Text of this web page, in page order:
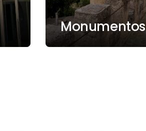
Monumentos